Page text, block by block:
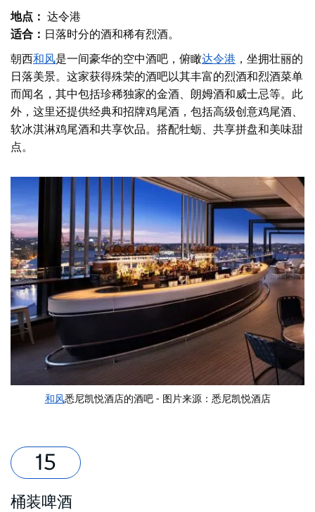
地点： 达令港
适合： 日落时分的酒和稀有烈酒。
朝西和风是一间豪华的空中酒吧，俯瞰达令港 ，坐拥壮丽的
日落美景。这家获得殊荣的酒吧以其丰富的烈酒和烈酒菜单
而闻名，其中包括珍稀独家的金酒、朗姆酒和威士忌等。此
外，这里还提供经典和招牌鸡尾酒，包括高级创意鸡尾酒、
软冰淇淋鸡尾酒和共享饮品。搭配牡蛎、共享拼盘和美味甜
点。
和风悉尼凯悦酒店的酒吧 - 图片来源：悉尼凯悦酒店
桶装啤酒